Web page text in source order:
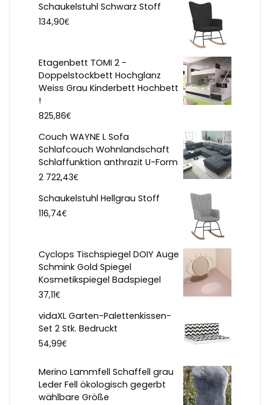
Schaukelstuhl Schwarz Stoff
134,90€
Etagenbett TOMI 2 -
Doppelstockbett Hochglanz
Weiss Grau Kinderbett Hochbett
!
825,86€
Couch WAYNE L Sofa
Schlafcouch Wohnlandschaft
Schlaffunktion anthrazit U-Form
2 722,43€
Schaukelstuhl Hellgrau Stoff
116,74€
Cyclops Tischspiegel DOIY Auge
Schmink Gold Spiegel
Kosmetikspiegel Badspiegel
37,11€
vidaXL Garten-Palettenkissen-
Set 2 Stk. Bedruckt
54,99€
Merino Lammfell Schaffell grau
Leder Fell ökologisch gegerbt
wählbare Größe